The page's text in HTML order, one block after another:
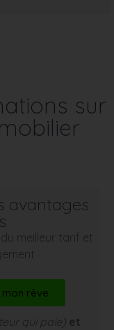
sur
avantages
meilleur tarif et
rêve
qui paie) et